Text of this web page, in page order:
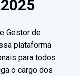
Gestor de
plataforma
para todos
o cargo dos